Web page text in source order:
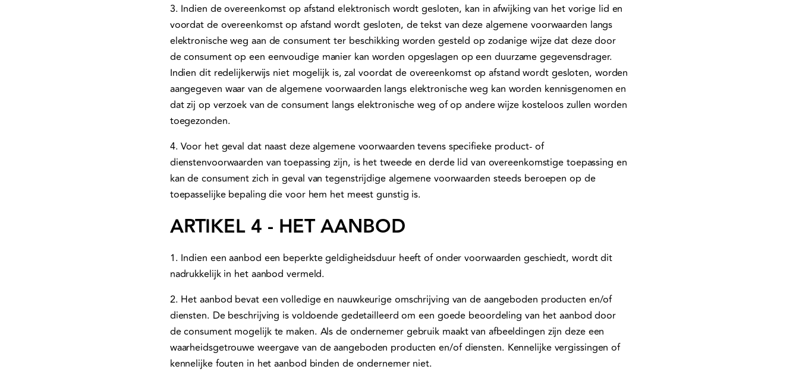
3. Indien de overeenkomst op afstand elektronisch wordt gesloten, kan in afwijking van het vorige lid en
voordat de overeenkomst op afstand wordt gesloten, de tekst van deze algemene voorwaarden langs
elektronische weg aan de consument ter beschikking worden gesteld op zodanige wijze dat deze door
de consument op een eenvoudige manier kan worden opgeslagen op een duurzame gegevensdrager.
Indien dit redelijkerwijs niet mogelijk is, zal voordat de overeenkomst op afstand wordt gesloten, worden
aangegeven waar van de algemene voorwaarden langs elektronische weg kan worden kennisgenomen en
dat zij op verzoek van de consument langs elektronische weg of op andere wijze kosteloos zullen worden
toegezonden.
4. Voor het geval dat naast deze algemene voorwaarden tevens specifieke product- of
dienstenvoorwaarden van toepassing zijn, is het tweede en derde lid van overeenkomstige toepassing en
kan de consument zich in geval van tegenstrijdige algemene voorwaarden steeds beroepen op de
toepasselijke bepaling die voor hem het meest gunstig is.
ARTIKEL 4 - HET AANBOD
1. Indien een aanbod een beperkte geldigheidsduur heeft of onder voorwaarden geschiedt, wordt dit
nadrukkelijk in het aanbod vermeld.
2. Het aanbod bevat een volledige en nauwkeurige omschrijving van de aangeboden producten en/of
diensten. De beschrijving is voldoende gedetailleerd om een goede beoordeling van het aanbod door
de consument mogelijk te maken. Als de ondernemer gebruik maakt van afbeeldingen zijn deze een
waarheidsgetrouwe weergave van de aangeboden producten en/of diensten. Kennelijke vergissingen of
kennelijke fouten in het aanbod binden de ondernemer niet.